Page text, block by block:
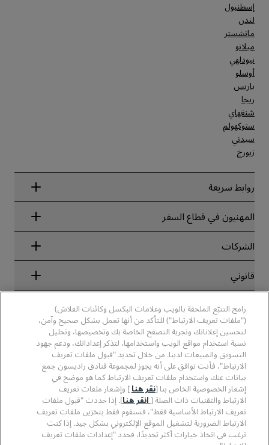
إسطنبول
لندن
مانشستر
ميلانو
نيودلهي
أوسلو
باريس
ريجا
شنغهاي
ستوكهولم
سيدني
زيورخ
روابط سريعة
Radisson Rewards
ضمان أفضل سعر حجز عبر الإنترنت
Blog
الوجهات
تطبيق فنادق راديسون
الفنادق المعتمدة في مجال الرياضة
فنادق مناسبة للعائلات
الصحة والسلامة
المهنيون في قطاع السفر
الشركاء
الشركات
مجموعة فنادق راديسون
وسائل الإعلام
الوظائف، مجموعة فنادق PPHE
الوظائف في مجموعة فنادق EHL
The Club by RHG
فرص التنمية
الأعمال المسؤولة
المشتريات
قانوني
الإشعار القانوني
شروط برنامج Radisson Rewards وأحكامه
اتفاقية استخدام الموقع
سهولة التصفح الرقمي
بيان الرق ّ المعاصر
مساعدة
تنبيهات للمستهلكين
بيانات الاتصال
الأسئلة الشائعة
خريطة الموقع
وسائل التواصل الاجتماعي
علامات فنادق راديسون التجارية
رامج التتبّع الملحقة بالويب وعلامات البكسل وكائنات الفلاش)
("ملفات تعريف الارتباط") للتأكد من أنها تعمل بشكل صحيح وآمن،
لتحسين إعلاناتك وتجربة التصفح الخاصة بك وتخصيصها، وتحليل
نسبة استخدام مواقع الويب واستخدامها، لتذكر إعداداتك، ودعم جهود
التسويق والمبيعات لدينا. من خلال تحديد "قبول ملفات تعريف
الارتباط"، فأنت توافق على أنه يجوز لمجموعة فنادق راديسون جمع
بيانات عنك واستخدام ملفات تعريف الارتباط كما هو موضح في
إشعار الخصوصية الخاص بنا [نقر هنا ] وإشعار ملفات تعريف
الارتباط والتقنيات ذات الصلة [ انقر هنا]. إذا حددت "قبول ملفات
تعريف الارتباط الأساسية فقط"، فسنقوم فقط بتخزين ملفات تعريف
الارتباط الضرورية لتشغيل الموقع الإلكتروني بشكل جيد. إذا كنت
ترغب في اتخاذ خيارات أكثر تحديدًا، فحدد "إعدادات ملفات تعريف